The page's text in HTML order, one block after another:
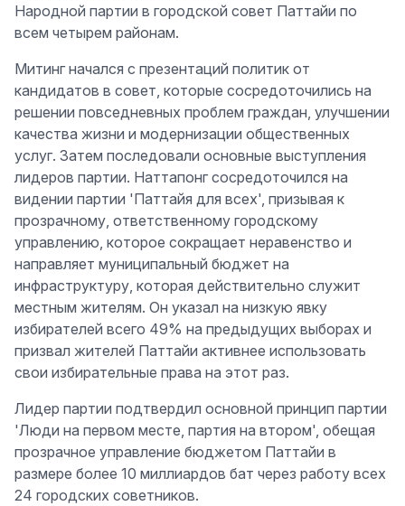
Народной партии в городской совет Паттайи по
всем четырем районам.
Митинг начался с презентаций политик от
кандидатов в совет, которые сосредоточились на
решении повседневных проблем граждан, улучшении
качества жизни и модернизации общественных
услуг. Затем последовали основные выступления
лидеров партии. Наттапонг сосредоточился на
видении партии 'Паттайя для всех', призывая к
прозрачному, ответственному городскому
управлению, которое сокращает неравенство и
направляет муниципальный бюджет на
инфраструктуру, которая действительно служит
местным жителям. Он указал на низкую явку
избирателей всего 49% на предыдущих выборах и
призвал жителей Паттайи активнее использовать
свои избирательные права на этот раз.
Лидер партии подтвердил основной принцип партии
'Люди на первом месте, партия на втором', обещая
прозрачное управление бюджетом Паттайи в
размере более 10 миллиардов бат через работу всех
24 городских советников.